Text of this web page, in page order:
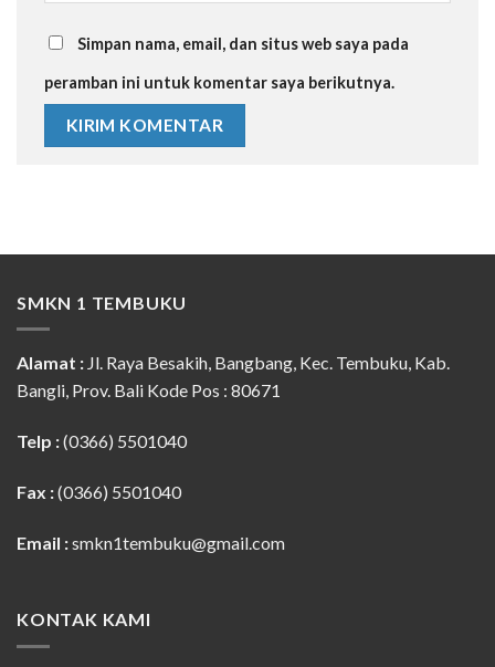
Simpan nama, email, dan situs web saya pada
peramban ini untuk komentar saya berikutnya.
SMKN 1 TEMBUKU
Alamat : Jl. Raya Besakih, Bangbang, Kec. Tembuku, Kab.
Bangli, Prov. Bali Kode Pos : 80671
Telp :(0366) 5501040
Fax :(0366) 5501040
Email :smkn1tembuku@gmail.com
KONTAK KAMI